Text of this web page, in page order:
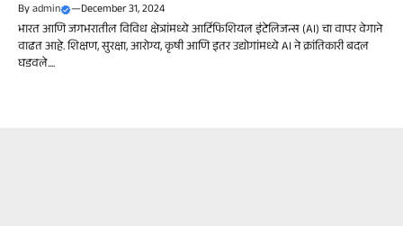
Byadmin —December 31, 2024
भारत आणि जगभरातील विविध क्षेत्रांमध्ये आर्टिफिशियल इंटेलिजन्स (AI) चा वापर वेगाने
वाढत आहे. शिक्षण, सुरक्षा, आरोग्य, कृषी आणि इतर उद्योगांमध्ये AI ने क्रांतिकारी बदल
घडवले....